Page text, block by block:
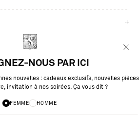
NOUS PAR ICI
nouvelles : cadeaux exclusifs, nouvelles pièces
invitation à nos soirées. Ça vous dit ?
FEMME HOMME